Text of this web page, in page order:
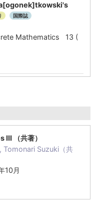
国際誌
Mathematics 13 (
（共著）
Suzuki（共
10月